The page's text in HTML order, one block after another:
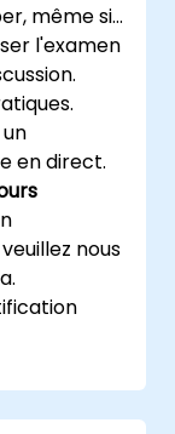
même si
l'examen
en direct.
nous